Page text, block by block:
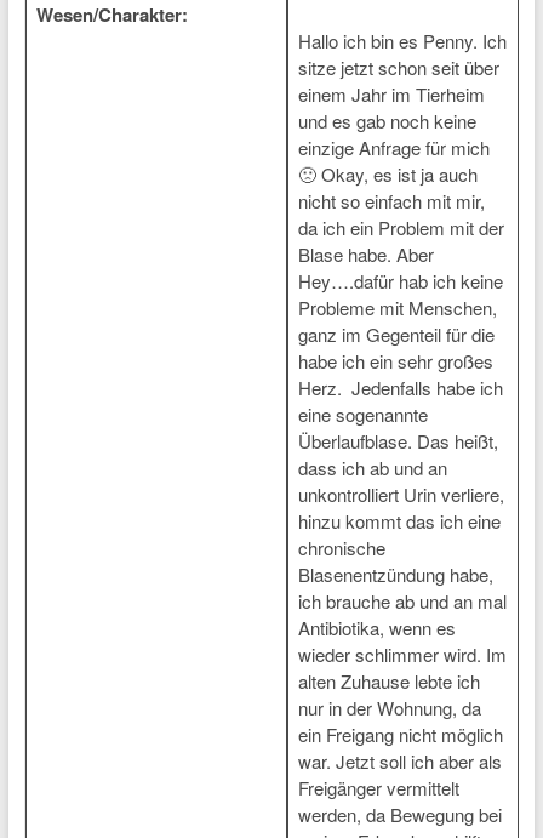
Wesen/Charakter:
Hallo ich bin es Penny. Ich
sitze jetzt schon seit über
einem Jahr im Tierheim
und es gab noch keine
einzige Anfrage für mich
🙁 Okay, es ist ja auch
nicht so einfach mit mir,
da ich ein Problem mit der
Blase habe. Aber
Hey….dafür hab ich keine
Probleme mit Menschen,
ganz im Gegenteil für die
habe ich ein sehr großes
Herz. Jedenfalls habe ich
eine sogenannte
Überlaufblase. Das heißt,
dass ich ab und an
unkontrolliert Urin verliere,
hinzu kommt das ich eine
chronische
Blasenentzündung habe,
ich brauche ab und an mal
Antibiotika, wenn es
wieder schlimmer wird. Im
alten Zuhause lebte ich
nur in der Wohnung, da
ein Freigang nicht möglich
war. Jetzt soll ich aber als
Freigänger vermittelt
werden, da Bewegung bei